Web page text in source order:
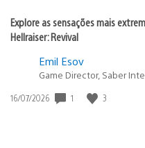
Explore as sensações mais
Hellraiser: Revival
Emil Esov
Game Director, Saber
Data
16/07/2026 1 3